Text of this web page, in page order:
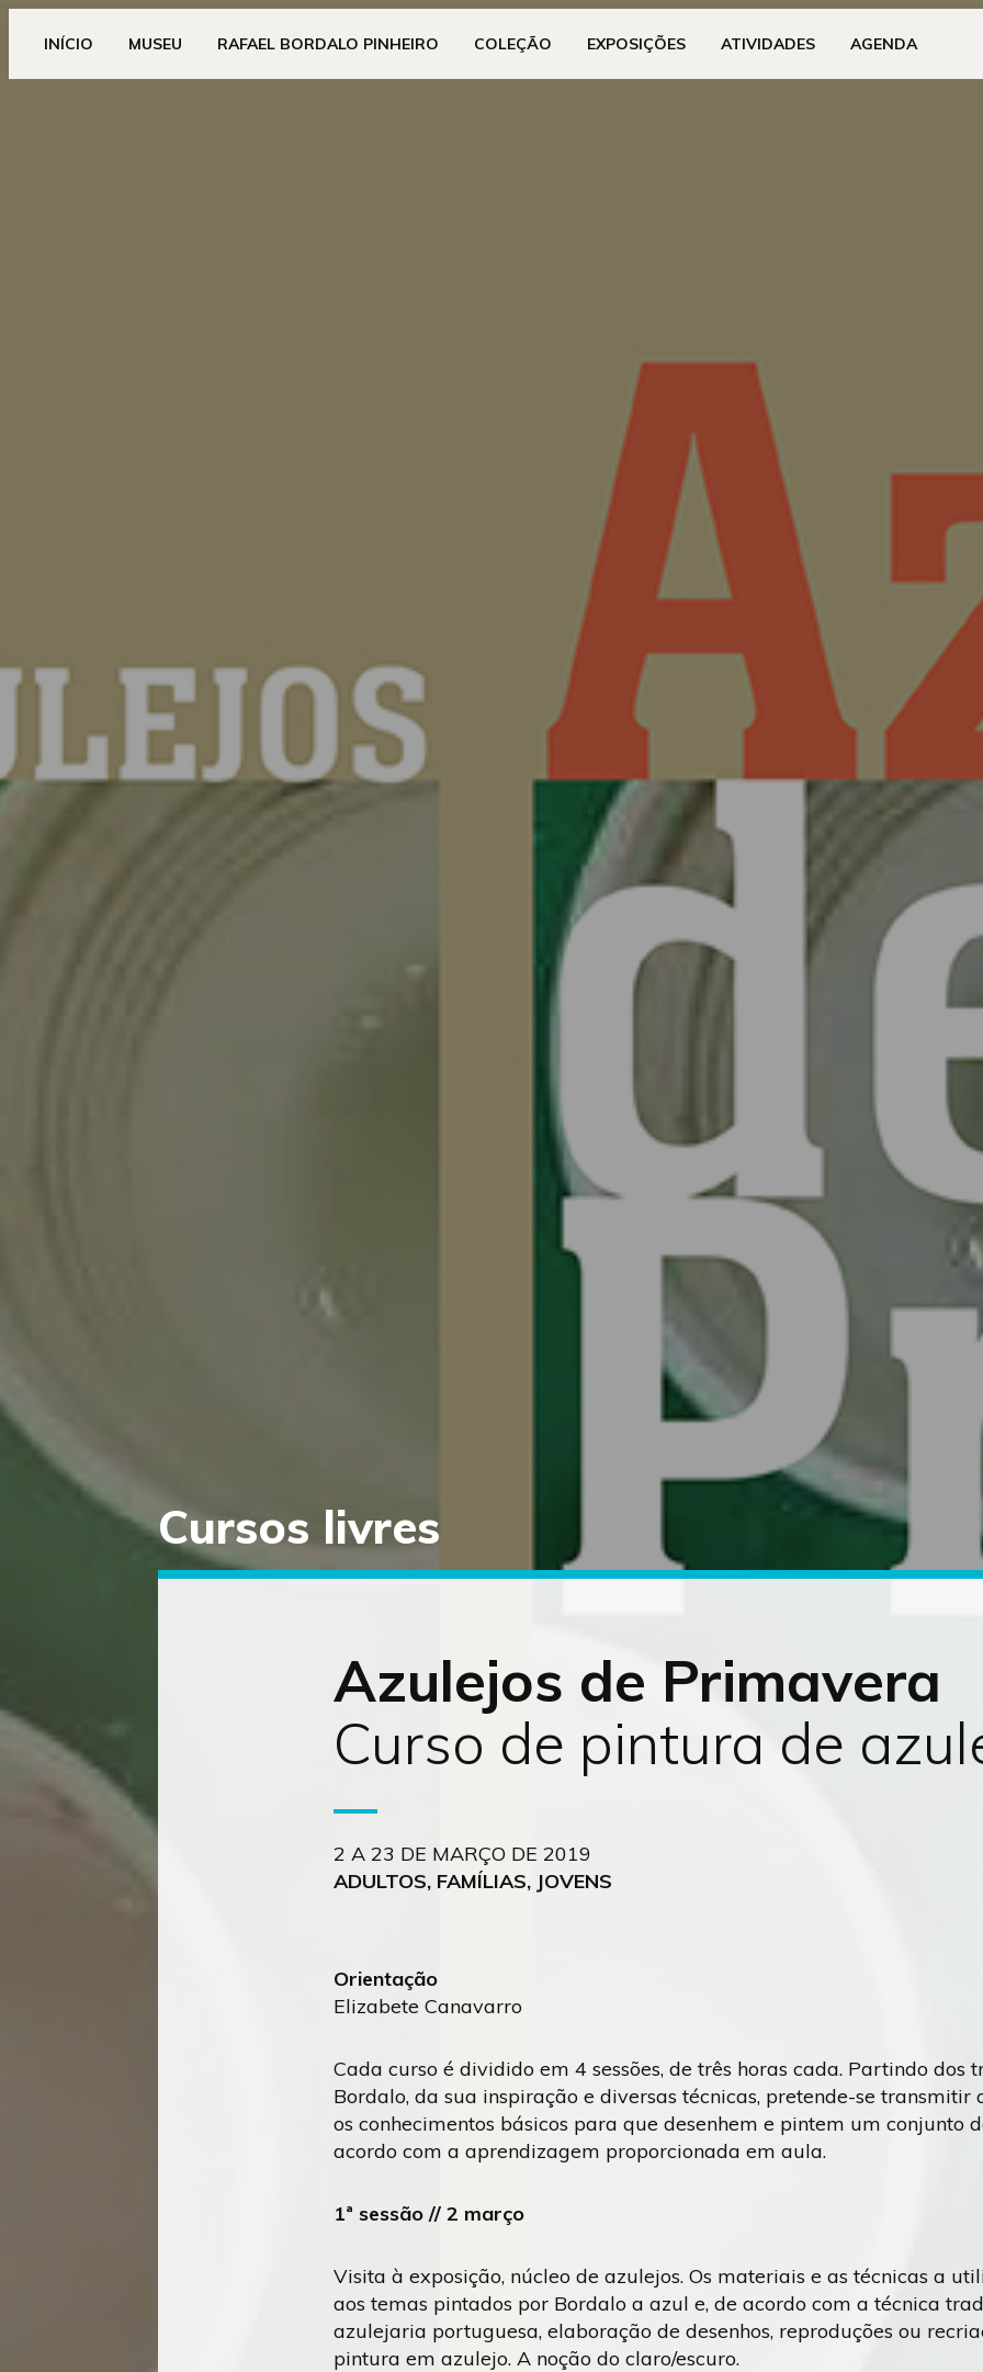
INÍCIO MUSEU RAFAEL BORDALO PINHEIRO COLEÇÃO EXPOSIÇÕES ATIVIDADES AGENDA
Cursos livres
Azulejos de Primavera
Curso de pintura de
2 A 23 DE MARÇO DE 2019
ADULTOS, FAMÍLIAS, JOVENS
Orientação
Elizabete Canavarro
Cada curso é dividido em 4 sessões, de três horas cada. Partindo dos
Bordalo, da sua inspiração e diversas técnicas, pretende-se transmitir
os conhecimentos básicos para que desenhem e pintem um conjunto
acordo com a aprendizagem proporcionada em aula.
1ª sessão // 2 março
Visita à exposição, núcleo de azulejos. Os materiais e as técnicas a
aos temas pintados por Bordalo a azul e, de acordo com a técnica
azulejaria portuguesa, elaboração de desenhos, reproduções ou
pintura em azulejo. A noção do claro/escuro.